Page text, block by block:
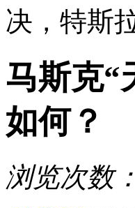
决，特斯
马斯克“
如何？
浏览次数